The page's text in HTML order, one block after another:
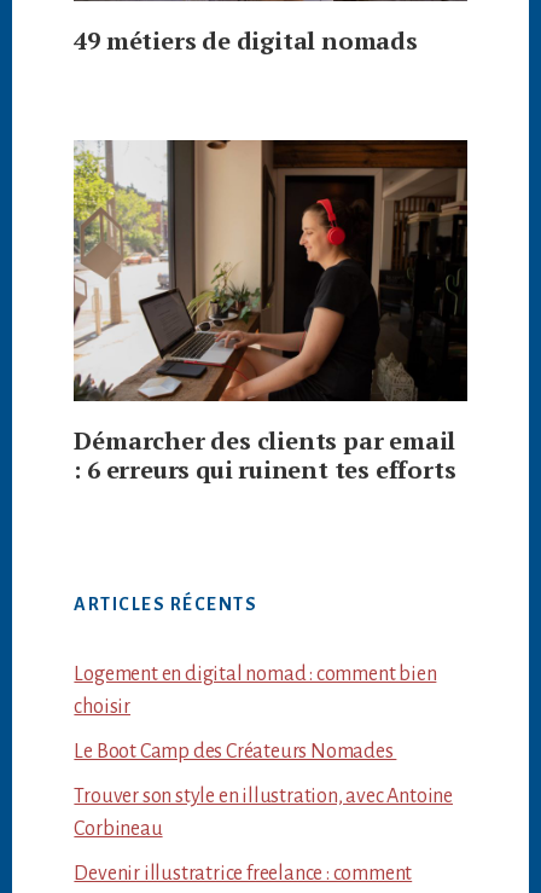
49 métiers de digital nomads
Démarcher des clients par email
: 6 erreurs qui ruinent tes efforts
ARTICLES RÉCENTS
Logement en digital nomad : comment bien
choisir
Le Boot Camp des Créateurs Nomades
Trouver son style en illustration, avec Antoine
Corbineau
Devenir illustratrice freelance : comment